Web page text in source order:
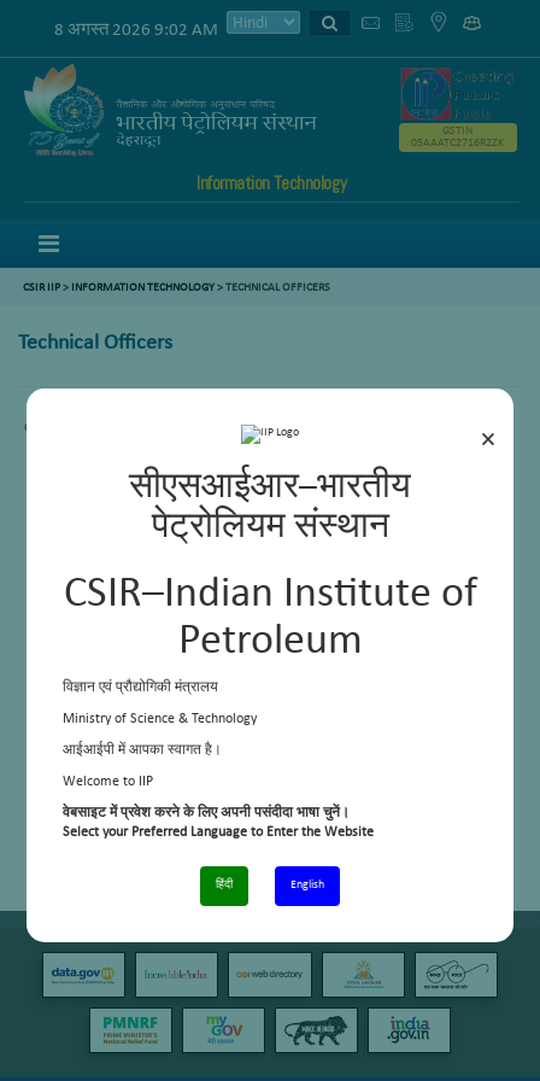
×
सीएसआईआर–भारतीय
पेट्रोलियम संस्थान
CSIR–Indian Institute of
Petroleum
विज्ञान एवं प्रौद्योगिकी मंत्रालय
Ministry of Science & Technology
आईआईपी में आपका स्वागत है।
Welcome to IIP
वेबसाइट में प्रवेश करने के लिए अपनी पसंदीदा भाषा चुनें।
Select your Preferred Language to Enter the Website
हिंदी English
8 अगस्त 2026 9:02 AM
Information Technology
GSTIN
05AAATC2716R2ZK
CSIR IIP> INFORMATION TECHNOLOGY> TECHNICAL OFFICERS
Technical Officers
content not available